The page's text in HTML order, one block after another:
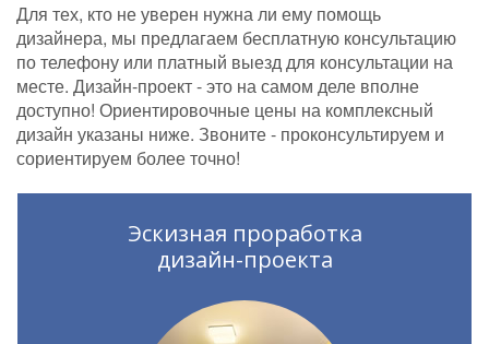
Для тех, кто не уверен нужна ли ему помощь
дизайнера, мы предлагаем бесплатную консультацию
по телефону или платный выезд для консультации на
месте. Дизайн-проект - это на самом деле вполне
доступно! Ориентировочные цены на комплексный
дизайн указаны ниже. Звоните - проконсультируем и
сориентируем более точно!
Эскизная проработка
дизайн-проекта